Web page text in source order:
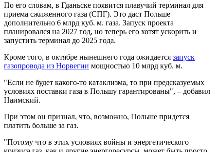
По его словам, в Гданьске появится плавучий терминал для
приема сжиженного газа (СПГ). Это даст Польше
дополнительно 6 млрд куб. м. газа. Запуск проекта
планировался на 2027 год, но теперь его хотят ускорить и
запустить терминал до 2025 года.
Кроме того, в октябре нынешнего года ожидается запуск
газопровода из Норвегии мощностью 10 млрд куб. м.
"Если не будет какого-то катаклизма, то при предсказуемых
условиях поставки газа в Польшу гарантированы", – добавил
Наимский.
При этом он признал, что, возможно, Польше придется
платить больше за газ.
"Потому что в этих условиях войны и энергетического